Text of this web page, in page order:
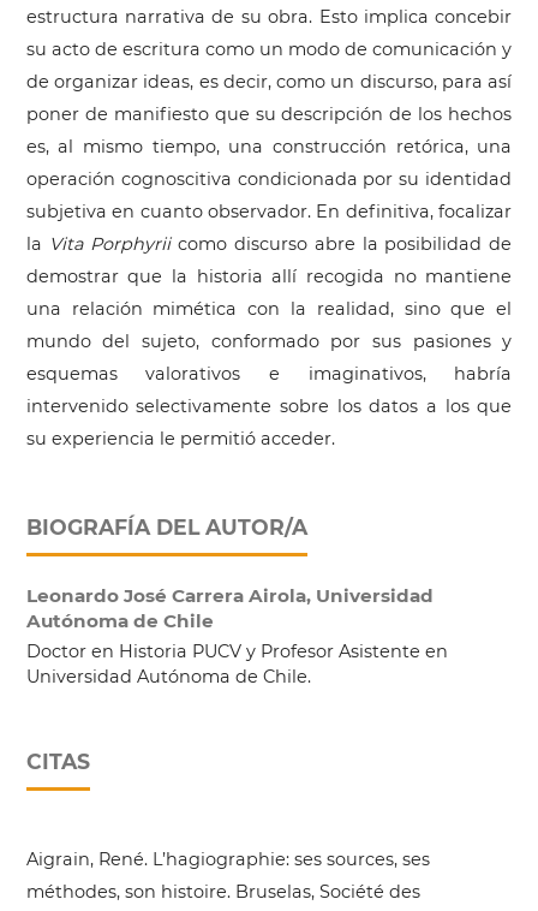
estructura narrativa de su obra. Esto implica concebir
su acto de escritura como un modo de comunicación y
de organizar ideas, es decir, como un discurso, para así
poner de manifiesto que su descripción de los hechos
es, al mismo tiempo, una construcción retórica, una
operación cognoscitiva condicionada por su identidad
subjetiva en cuanto observador. En definitiva, focalizar
la Vita Porphyriicomo discurso abre la posibilidad de
demostrar que la historia allí recogida no mantiene
una relación mimética con la realidad, sino que el
mundo del sujeto, conformado por sus pasiones y
esquemas valorativos e imaginativos, habría
intervenido selectivamente sobre los datos a los que
su experiencia le permitió acceder.
BIOGRAFÍA DEL AUTOR/A
Leonardo José Carrera Airola, Universidad
Autónoma de Chile
Doctor en Historia PUCV y Profesor Asistente en
Universidad Autónoma de Chile.
CITAS
Aigrain, René. L’hagiographie: ses sources, ses
méthodes, son histoire. Bruselas, Société des